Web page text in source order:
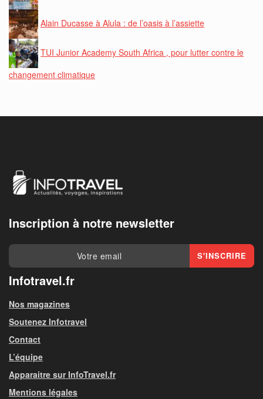
Alain Ducasse à Alula : de l’oasis à l’assiette
TUI Junior Academy South Africa , pour lutter contre le
changement climatique
Inscription à notre newsletter
Infotravel.fr
Nos magazines
Soutenez Infotravel
Contact
L’équipe
Apparaitre sur InfoTravel.fr
Mentions légales